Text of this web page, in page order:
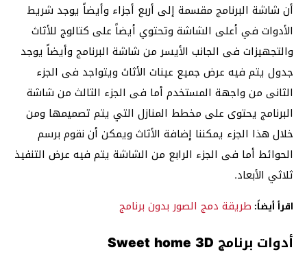
أن شاشة البرنامج مقسمة إلى أربع أجزاء وأيضاً يوجد شريط
الأدوات في أعلى الشاشة وتحتوي أيضاً على كتالوج للأثاث
والتجهيزات فى الجانب الأيسر من شاشة البرنامج وأيضاً يوجد
جدول يتم فيه عرض جميع عينات الأثاث ويتواجد فى الجزء
الثانى من واجهة المستخدم أما فى الجزء الثالث من شاشة
البرنامج يحتوى على مخطط المنازل التي يتم تصميمها ومن
خلال هذا الجزء يمكننا إضافة الأثاث ويمكن أن نقوم برسم
الحوائط أما فى الجزء الرابع من الشاشة يتم فيه عرض التنفيذ
ثلاثي الأبعاد.
اقرأ أيضاً: طريقة دمج الصور بدون برنامج
أدوات برنامج Sweet home 3D